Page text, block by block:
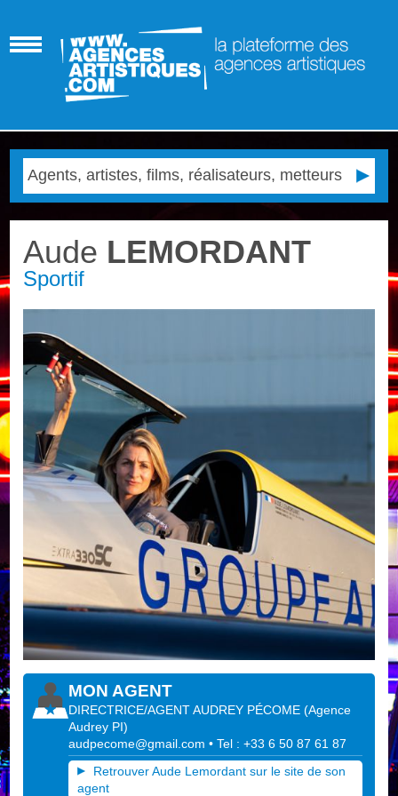
Aude LEMORDANT
Sportif
MON AGENT
DIRECTRICE/AGENT AUDREY PÉCOME (Agence
Audrey PI)
audpecome@gmail.com • Tel : +33 6 50 87 61 87
Retrouver Aude Lemordant sur le site de son
agent